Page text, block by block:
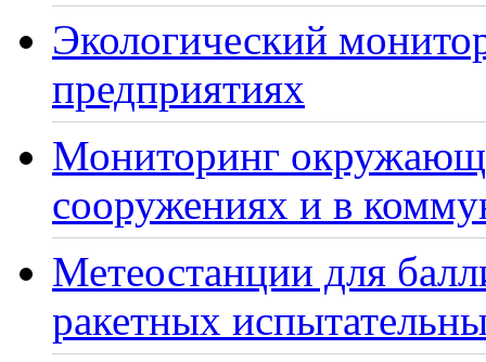
Экологический
предприятиях
Мониторинг
сооружениях и в
Метеостанции для
ракетных